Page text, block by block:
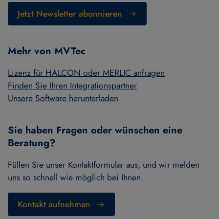
Jetzt Newsletter abonnieren
Mehr von MVTec
Lizenz für HALCON oder MERLIC anfragen
Finden Sie Ihren Integrationspartner
Unsere Software herunterladen
Sie haben Fragen oder wünschen eine
Beratung?
Füllen Sie unser Kontaktformular aus, und wir melden
uns so schnell wie möglich bei Ihnen.
Kontakt aufnehmen